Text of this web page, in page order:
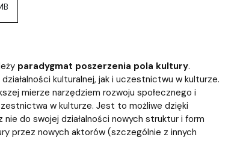
paradygmat poszerzenia pola kultury.
kulturalnej, jak i uczestnictwu w kulturze.
mierze narzędziem rozwoju społecznego i
w kulturze. Jest to możliwe dzięki
do swojej działalności nowych struktur i form
przez nowych aktorów (szczególnie z innych